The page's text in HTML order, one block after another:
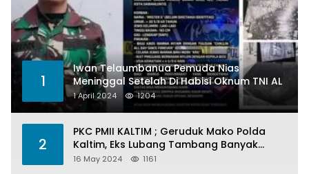
1
Iwan Telaumbanua Pemuda Nias
Meninggal Setelah Di Habisi Oknum TNI AL
1 April 2024 1204
2
PKC PMII KALTIM ; Geruduk Mako Polda
Kaltim, Eks Lubang Tambang Banyak
Menelan Korban
16 May 2024 1161